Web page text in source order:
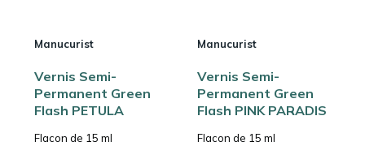
Manucurist
Vernis Semi-
Permanent Green
Flash PETULA
Flacon de 15 ml
Manucurist
Vernis Semi-
Permanent Green
Flash PINK PARADIS
Flacon de 15 ml